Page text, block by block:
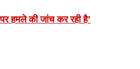
हमले की जांच कर रही है’